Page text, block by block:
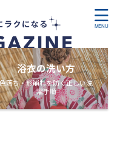
浴衣の洗い方
色落ち・形崩れを防ぐ正しい洗
濯手順